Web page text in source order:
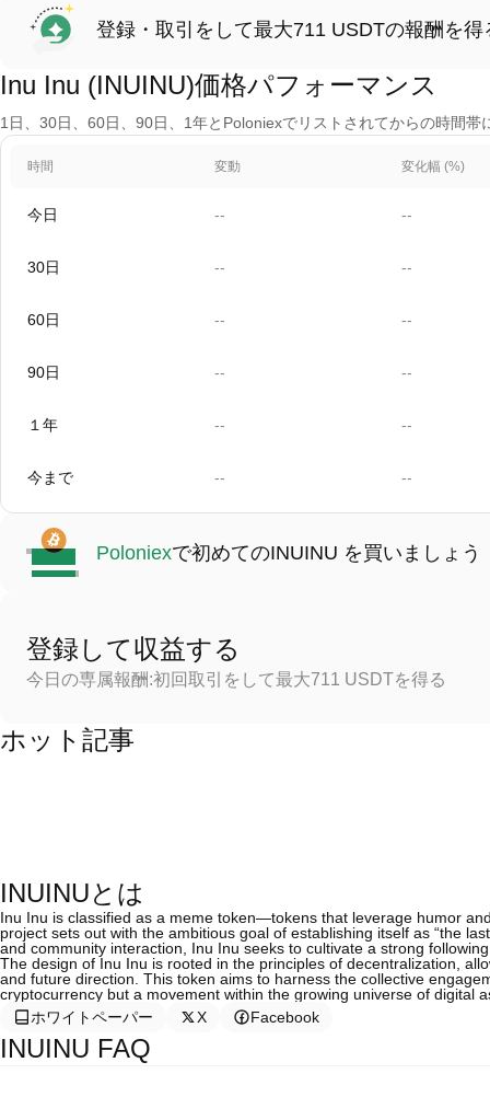
登録・取引をして最大711 USDTの報酬を得
Inu Inu (INUINU)価格パフォーマンス
1日、30日、60日、90日、1年とPoloniexでリストされてからの時間
時間 変動 変化幅 (%)
今日 -- --
30日 -- --
60日 -- --
90日 -- --
１年 -- --
今まで -- --
Poloniexで初めてのINUINU を買いましょう
登録して収益する
今日の専属報酬:初回取引をして最大711 USDTを得る
ホット記事
INUINUとは
Inu Inu is classified as a meme token—tokens that leverage humor
project sets out with the ambitious goal of establishing itself as “the
and community interaction, Inu Inu seeks to cultivate a strong
The design of Inu Inu is rooted in the principles of decentralization,
and future direction. This token aims to harness the collective
cryptocurrency but a movement within the growing universe of digital
ホワイトペーパー
X Facebook
INUINU FAQ